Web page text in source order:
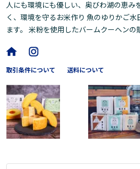
人にも環境にも優しい、奥びわ湖の恵み
く、環境を守るお米作り 魚のゆりかご
ます。 米粉を使用したバームクーヘンの
取引条件について 送料について